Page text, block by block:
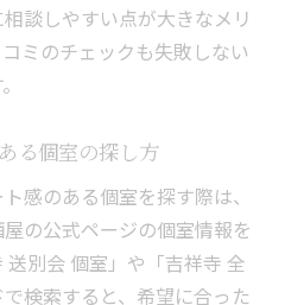
談しやすい点が大きなメリ
ミのチェックも失敗しない
る個室の探し方
感のある個室を探す際は、
の公式ページの個室情報を
別会 個室」や「吉祥寺 全
検索すると、希望に合った